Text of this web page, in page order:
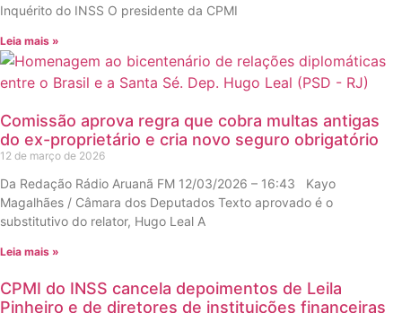
Inquérito do INSS O presidente da CPMI
Leia mais »
Comissão aprova regra que cobra multas antigas
do ex-proprietário e cria novo seguro obrigatório
12 de março de 2026
Da Redação Rádio Aruanã FM 12/03/2026 – 16:43 Kayo
Magalhães / Câmara dos Deputados Texto aprovado é o
substitutivo do relator, Hugo Leal A
Leia mais »
CPMI do INSS cancela depoimentos de Leila
Pinheiro e de diretores de instituições financeiras